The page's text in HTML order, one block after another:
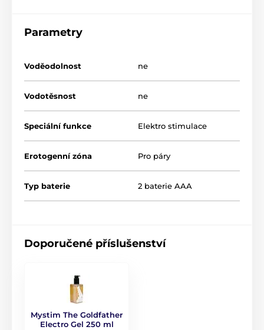
Parametry
Voděodolnost ne
Vodotěsnost ne
Speciální funkce Elektro stimulace
Erotogenní zóna Pro páry
Typ baterie 2 baterie AAA
Doporučené příslušenství
Mystim The Goldfather
Electro Gel 250 ml